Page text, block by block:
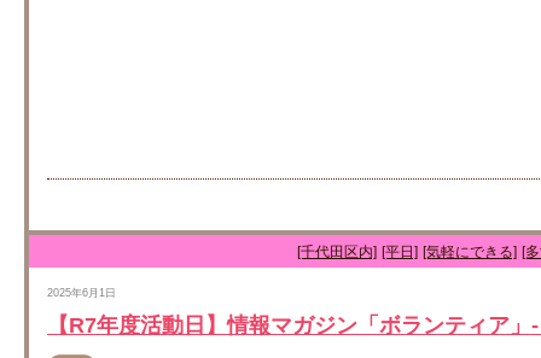
[千代田区内] [平日] [気軽にできる] [
2025年6月1日
【R7年度活動日】情報マガジン「ボランティア